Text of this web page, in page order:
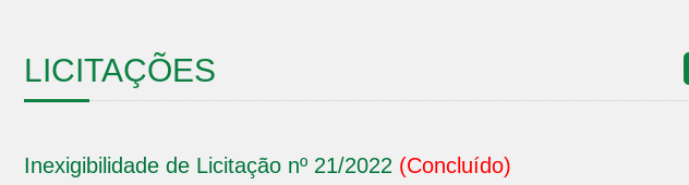
LICITAÇÕES
Inexigibilidade de Licitação nº 21/2022 (Concluído)